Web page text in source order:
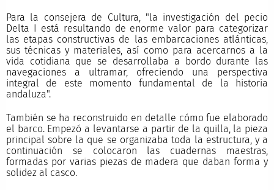
Para la consejera de Cultura, "la investigación del pecio
Delta I está resultando de enorme valor para categorizar
las etapas constructivas de las embarcaciones atlánticas,
sus técnicas y materiales, así como para acercarnos a la
vida cotidiana que se desarrollaba a bordo durante las
navegaciones a ultramar, ofreciendo una perspectiva
integral de este momento fundamental de la historia
andaluza".
También se ha reconstruido en detalle cómo fue elaborado
el barco. Empezó a levantarse a partir de la quilla, la pieza
principal sobre la que se organizaba toda la estructura, y a
continuación se colocaron las cuadernas maestras,
formadas por varias piezas de madera que daban forma y
solidez al casco.